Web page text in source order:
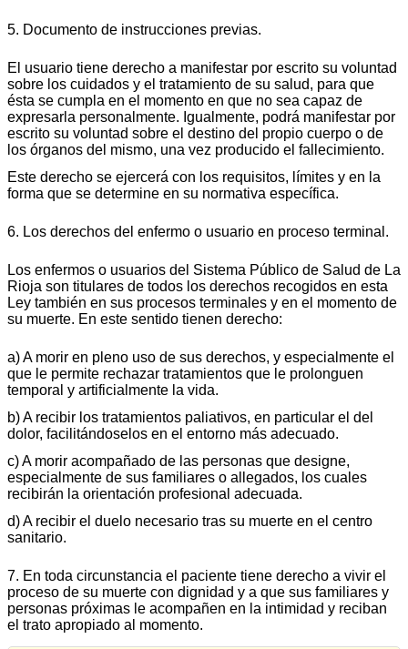
5. Documento de instrucciones previas.
El usuario tiene derecho a manifestar por escrito su voluntad
sobre los cuidados y el tratamiento de su salud, para que
ésta se cumpla en el momento en que no sea capaz de
expresarla personalmente. Igualmente, podrá manifestar por
escrito su voluntad sobre el destino del propio cuerpo o de
los órganos del mismo, una vez producido el fallecimiento.
Este derecho se ejercerá con los requisitos, límites y en la
forma que se determine en su normativa específica.
6. Los derechos del enfermo o usuario en proceso terminal.
Los enfermos o usuarios del Sistema Público de Salud de La
Rioja son titulares de todos los derechos recogidos en esta
Ley también en sus procesos terminales y en el momento de
su muerte. En este sentido tienen derecho:
a) A morir en pleno uso de sus derechos, y especialmente el
que le permite rechazar tratamientos que le prolonguen
temporal y artificialmente la vida.
b) A recibir los tratamientos paliativos, en particular el del
dolor, facilitándoselos en el entorno más adecuado.
c) A morir acompañado de las personas que designe,
especialmente de sus familiares o allegados, los cuales
recibirán la orientación profesional adecuada.
d) A recibir el duelo necesario tras su muerte en el centro
sanitario.
7. En toda circunstancia el paciente tiene derecho a vivir el
proceso de su muerte con dignidad y a que sus familiares y
personas próximas le acompañen en la intimidad y reciban
el trato apropiado al momento.